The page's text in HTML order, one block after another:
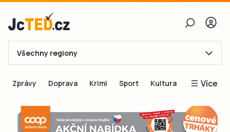
E-mail
Obnovit heslo
Všechny regiony
Zprávy Doprava Krimi Sport Kultura Více
Inspirace